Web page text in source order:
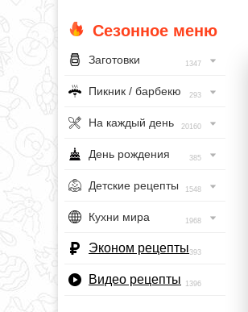
Сезонное меню
Заготовки 1347
Пикник / барбекю 293
На каждый день 20160
День рождения 385
Детские рецепты 1548
Кухни мира 1968
Эконом рецепты393
Видео рецепты 1396